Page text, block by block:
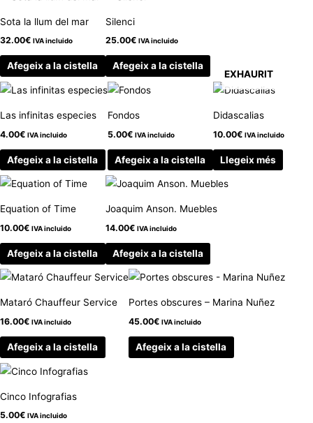
Sota la llum del mar
32.00€ IVA incluido
Afegeix a la cistella
Silenci
25.00€ IVA incluido
Afegeix a la cistella
Las infinitas especies
4.00€ IVA incluido
Afegeix a la cistella
Fondos
5.00€ IVA incluido
Afegeix a la cistella
EXHAURIT
Didascalias
10.00€ IVA incluido
Llegeix més
Equation of Time
10.00€ IVA incluido
Afegeix a la cistella
Joaquim Anson. Muebles
14.00€ IVA incluido
Afegeix a la cistella
Mataró Chauffeur Service
16.00€ IVA incluido
Afegeix a la cistella
Portes obscures – Marina Nuñez
45.00€ IVA incluido
Afegeix a la cistella
Cinco Infografias
5.00€ IVA incluido